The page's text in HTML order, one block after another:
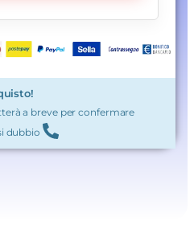
a breve per confermare
dubbio